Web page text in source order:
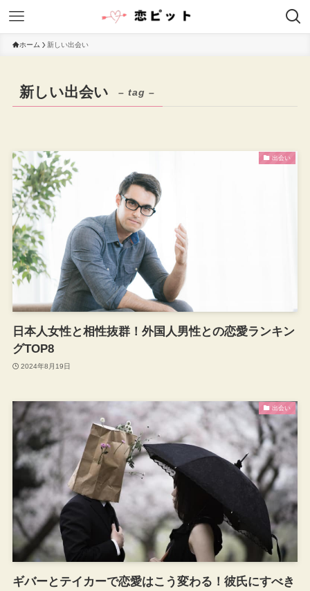
ホーム 新しい出会い
新しい出会い – tag –
出会い
日本人女性と相性抜群！外国人男性との恋愛ランキン
グTOP8
2024年8月19日
出会い
ギバーとテイカーで恋愛はこう変わる！彼氏にすべき